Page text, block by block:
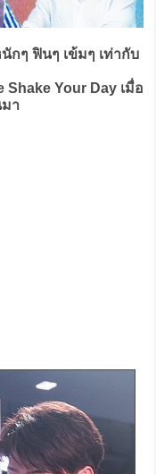
กๆ ฟินๆ เข้มๆ เท่ากับ
Shake Your Day เมื่อ
า